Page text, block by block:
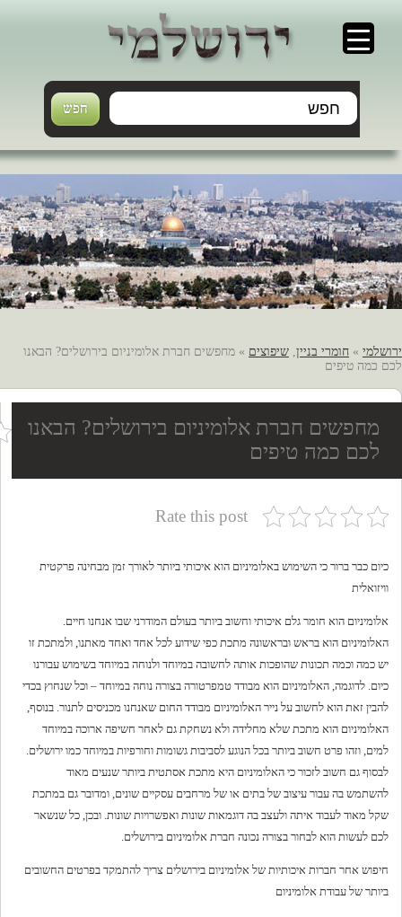
ירושלמי » חומרי בניין, שיפוצים » מחפשים חברת אלומיניום בירושלים? הבאנו
לכם כמה טיפים
מחפשים חברת אלומיניום בירושלים? הבאנו
לכם כמה טיפים
Rate this post
כיום כבר ברור כי השימוש באלומיניום הוא איכותי ביותר לאורך זמן מבחינה פרקטית
וויזואלית
אלומיניום הוא חומר גלם איכותי וחשוב ביותר בעולם המודרני שבו אנחנו חיים.
האלומיניום הוא בראש ובראשונה מתכת כפי שידוע לכל אחד ואחד מאתנו, ולמתכת זו
יש כמה וכמה תכונות שהופכות אותה לחשובה במיוחד ולנוחה במיוחד בשימוש עבורנו
כיום. לדוגמה, האלומיניום הוא מבודד טמפרטורה בצורה נוחה במיוחד – וכל שנחוץ בכדי
להבין זאת הוא לחשוב על נייר האלומיניום מבודד החום שאנחנו מכניסים לתנור. בנוסף,
האלומיניום הוא מתכת שלא מחלידה ולא נשחקת גם לאחר חשיפה ארוכה במיוחד
למים, וזהו פרט חשוב ביותר בכל הנוגע לסביבות גשומות וחורפיות במיוחד כמו ירושלים.
לבסוף גם חשוב לזכור כי האלומיניום היא מתכת אסתטית ביותר שנעים מאוד
להשתמש בה עבור עיצוב של בתים או של מרחבים עסקיים שונים, ומדובר גם במתכת
שקל מאוד לעבוד איתה ולעצב בה דוגמאות שונות ואפשרויות שונות. ובכן, כל שנשאר
לכם לעשות הוא לבחור בצורה נכונה חברת אלומיניום בירושלים.
חיפוש אחר חברות איכותיות של אלומיניום בירושלים צריך להתמקד בפרטים החשובים
ביותר של עבודת אלומיניום